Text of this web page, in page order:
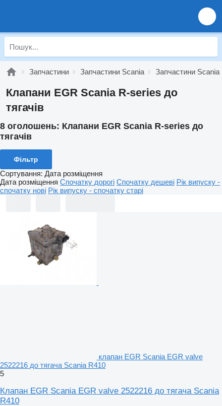
Запчастини Запчастини Scania Запчастини
Клапани EGR Scania R-series до
тягачів
8 оголошень: Клапани EGR Scania R-series до
тягачів
Фільтр
Сортування: Дата розміщення
Дата розміщення Спочатку дорогі Спочатку дешеві Рік випуску -
спочатку нові Рік випуску - спочатку старі
клапан EGR Scania EGR valve
2522216 до тягача Scania R410
5
Клапан EGR Scania EGR valve 2522216 до тягача Scania
R410